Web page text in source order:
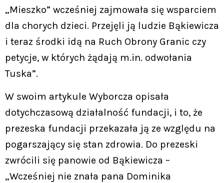
„Mieszko” wcześniej zajmowała się wsparciem
dla chorych dzieci. Przejęli ją ludzie Bąkiewicza
i teraz środki idą na Ruch Obrony Granic czy
petycje, w których żądają m.in. odwołania
Tuska”.
W swoim artykule Wyborcza opisała
dotychczasową działalność fundacji, i to, że
prezeska fundacji przekazała ją ze względu na
pogarszający się stan zdrowia. Do prezeski
zwrócili się panowie od Bąkiewicza –
„Wcześniej nie znała pana Dominika